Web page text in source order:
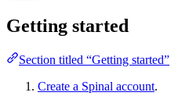
Getting started
Section titled “Getting started”
Create a Spinal account.